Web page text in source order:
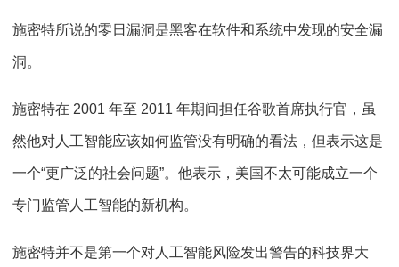
施密特所说的零日漏洞是黑客在软件和系统中发现的安全漏
洞。
施密特在 2001 年至 2011 年期间担任谷歌首席执行官，虽
然他对人工智能应该如何监管没有明确的看法，但表示这是
一个“更广泛的社会问题”。他表示，美国不太可能成立一个
专门监管人工智能的新机构。
施密特并不是第一个对人工智能风险发出警告的科技界大